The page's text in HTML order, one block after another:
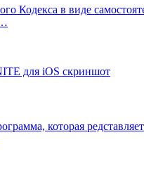
Кодекса в виде
которая